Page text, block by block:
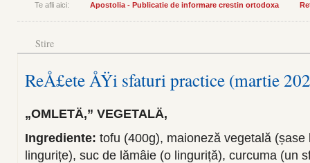
Te afli aici: Apostolia - Publicatie de informare crestin ortodoxa
Stire
ReÅ£ete ÅŸi sfaturi practice (martie
„OMLETÄ‚” VEGETALÄ‚
Ingrediente: tofu (400g), maioneză vegetală
lingurițe), suc de lămâie (o linguriță), curcuma (un